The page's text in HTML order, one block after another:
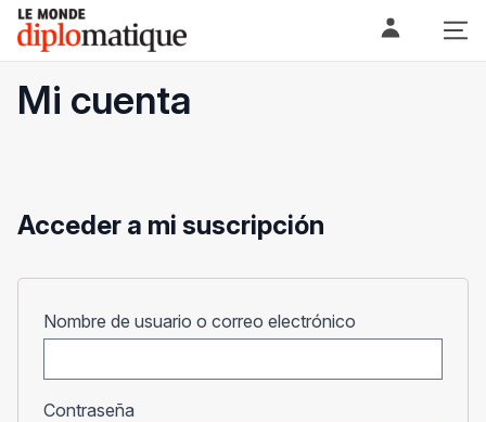
Skip
content
Le monde diplomatique
Mi cuenta
Acceder a mi suscripción
Nombre de usuario o correo electrónico
Contraseña